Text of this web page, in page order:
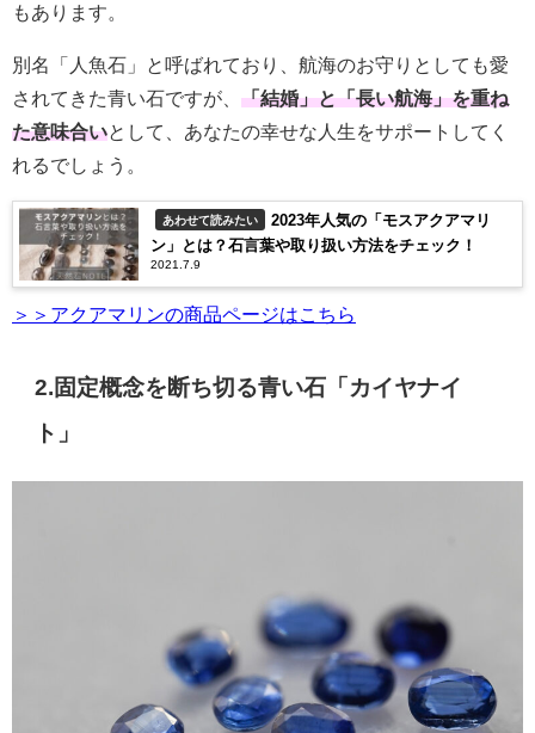
もあります。
別名「人魚石」と呼ばれており、航海のお守りとしても愛
されてきた青い石ですが、 「結婚」と「長い航海」を重ね
た意味合いとして、あなたの幸せな人生をサポートしてく
れるでしょう。
あわせて読みたい
2023年人気の「モスアクアマリ
ン」とは？石言葉や取り扱い方法をチェック！
2021.7.9
＞＞アクアマリンの商品ページはこちら
2.固定概念を断ち切る青い石「カイヤナイ
ト」